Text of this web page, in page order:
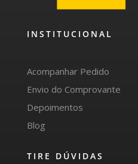
INSTITUCIONAL
Acompanhar Pedido
Envio do Comprovante
Depoimentos
Blog
TIRE DÚVIDAS